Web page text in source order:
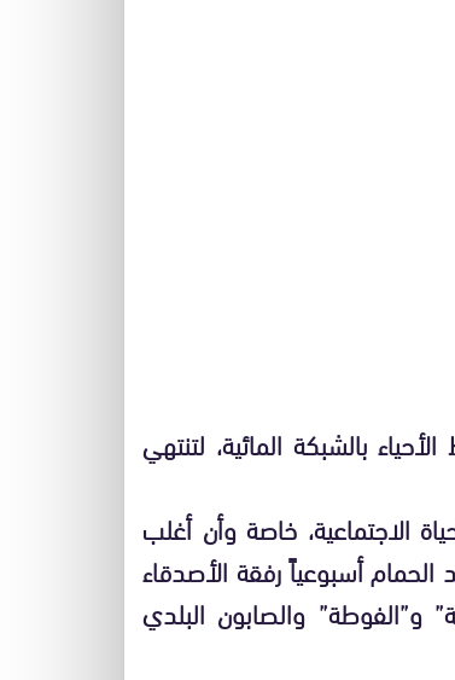
بالشبكة المائية، لتنتهي
الاجتماعية، خاصة وأن أغلب
أسبوعياً رفقة الأصدقاء
و”الفوطة” والصابون البلدي